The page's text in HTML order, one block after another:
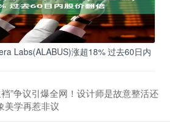
Labs(ALABUS)涨超18% 过去60日内
”争议引爆全网！设计师是故意整活还
美学再惹非议